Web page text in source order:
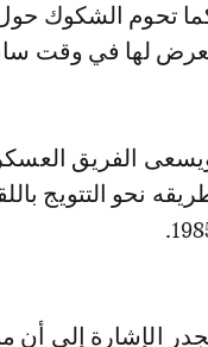
تحوم الشكوك حول
لها في وقت
الفريق
نحو التتويج
الإشارة إلى أن